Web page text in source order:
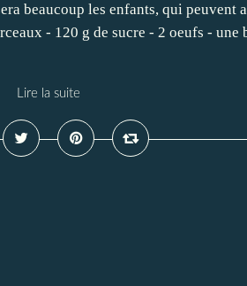
beaucoup les enfants, qui peuvent
- 120 g de sucre - 2 oeufs - une
Lire la suite